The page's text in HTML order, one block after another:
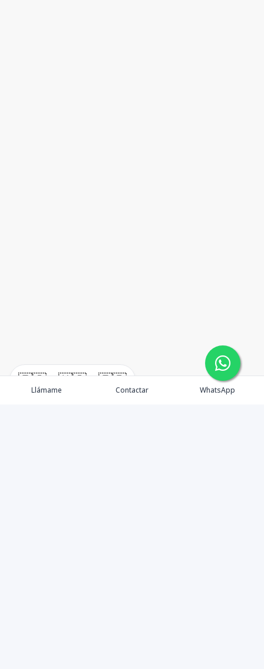
🇪🇸 🇺🇸 🇫🇷
Llámame Contactar WhatsApp